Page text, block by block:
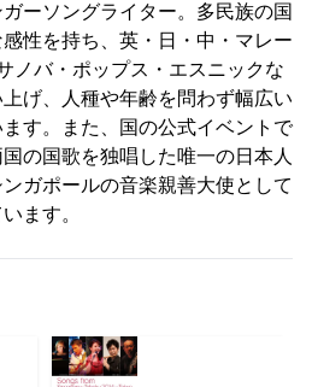
ーソングライター。多民族の国
性を持ち、英・日・中・マレー
ノバ・ポップス・エスニックな
げ、人種や年齢を問わず幅広い
す。また、国の公式イベントで
の国歌を独唱した唯一の日本人
ガポールの音楽親善大使として
ます。